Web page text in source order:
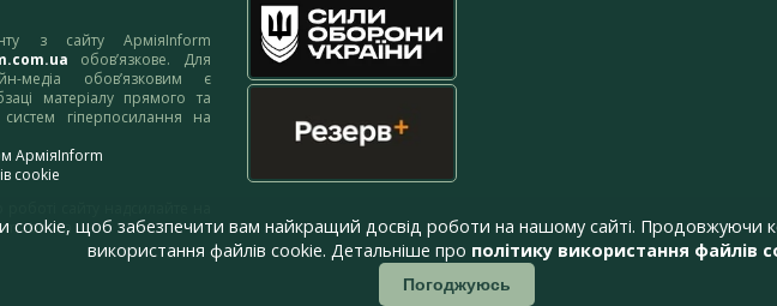
з сайту АрміяInform
обов’язкове. Для
медіа обов’язковим є
матеріалу прямого та
гіперпосилання на
АрміяInform
cookie
cookie, щоб забезпечити вам найкращий досвід роботи на нашому сайті. Продовжуючи
використання файлів cookie. Детальніше про політику використання файлів
Погоджуюсь